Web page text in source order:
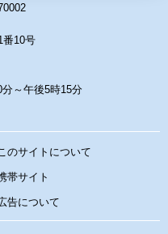
10号
～午後5時15分
のサイトについて
帯サイト
告について